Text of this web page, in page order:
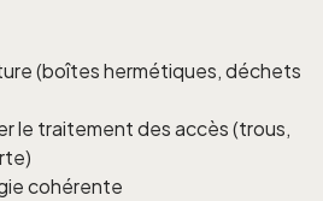
(boîtes hermétiques, déchets
le traitement des accès (trous,
cohérente